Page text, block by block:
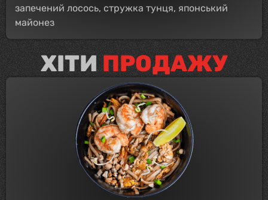
запечений лосось, стружка тунця, японський
майонез
ХІТИ ПРОДАЖУ